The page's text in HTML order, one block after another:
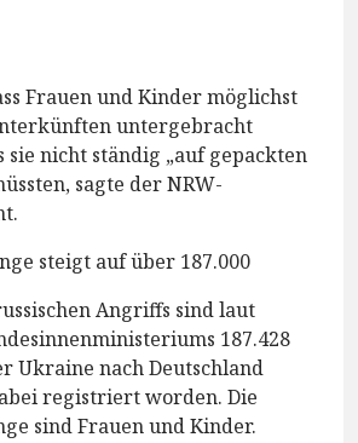
Frauen und Kinder möglichst
untergebracht
sie nicht ständig „auf gepackten
sagte der NRW-
steigt auf über 187.000
Angriffs sind laut
187.428
Ukraine nach Deutschland
registriert worden. Die
sind Frauen und Kinder.